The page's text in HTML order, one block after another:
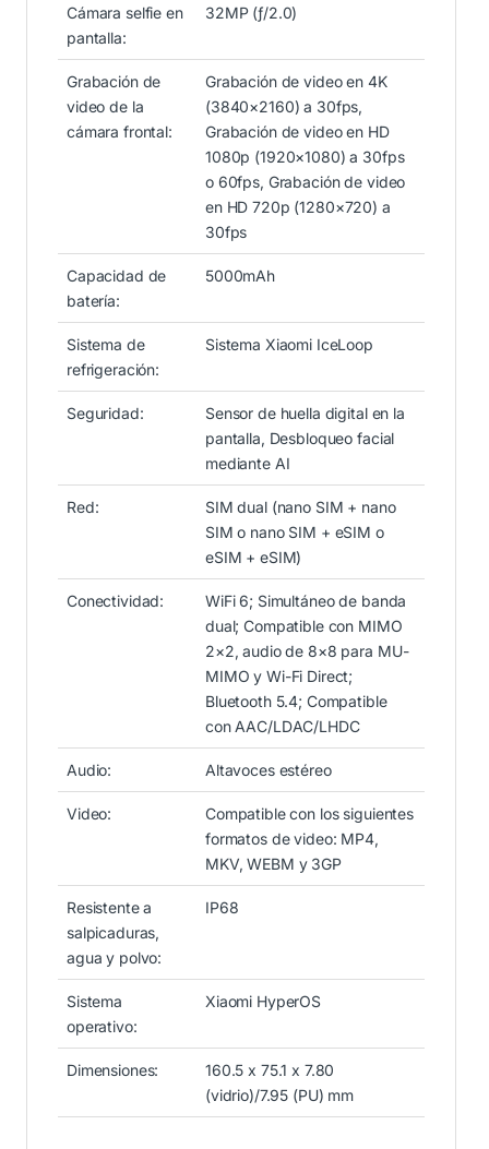
Cámara selfie en
pantalla:
32MP (ƒ/2.0)
Grabación de
video de la
cámara frontal:
Grabación de video en 4K
(3840×2160) a 30fps,
Grabación de video en HD
1080p (1920×1080) a 30fps
o 60fps, Grabación de video
en HD 720p (1280×720) a
30fps
Capacidad de
batería:
5000mAh
Sistema de
refrigeración:
Sistema Xiaomi IceLoop
Seguridad:
Sensor de huella digital en la
pantalla, Desbloqueo facial
mediante AI
Red:
SIM dual (nano SIM + nano
SIM o nano SIM + eSIM o
eSIM + eSIM)
Conectividad:
WiFi 6; Simultáneo de banda
dual; Compatible con MIMO
2×2, audio de 8×8 para MU-
MIMO y Wi-Fi Direct;
Bluetooth 5.4; Compatible
con AAC/LDAC/LHDC
Audio: Altavoces estéreo
Video:
Compatible con los siguientes
formatos de video: MP4,
MKV, WEBM y 3GP
Resistente a
salpicaduras,
agua y polvo:
IP68
Sistema
operativo:
Xiaomi HyperOS
Dimensiones:
160.5 x 75.1 x 7.80
(vidrio)/7.95 (PU) mm